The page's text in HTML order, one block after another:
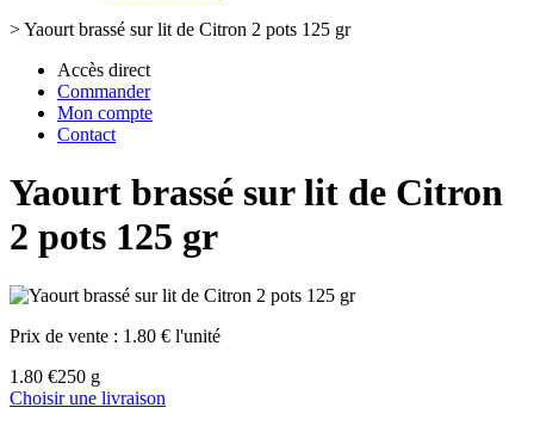
>Yaourt brassé sur lit de Citron 2 pots 125 gr
Accès direct
Commander
Mon compte
Contact
Yaourt brassé sur lit de Citron
2 pots 125 gr
Prix de vente : 1.80 € l'unité
1.80 €250 g
Choisir une livraison